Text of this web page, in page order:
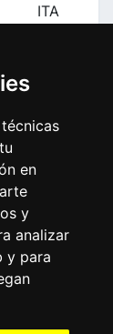
en
y
analizar
y para
ITA